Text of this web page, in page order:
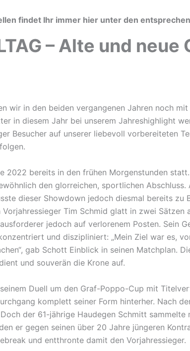
findet Ihr immer hier unter den
– Alte und neue
wir in den beiden vergangenen Jahren noch
in diesem Jahr bei unserem Jahreshighlight
Besucher auf unserer liebevoll vorbereiteten
bereits in den frühen Morgenstunden
den glorreichen, sportlichen
dieser Showdown jedoch diesmal bereits
Tim Schmid glatt in zwei Sätzen
jedoch auf verlorenem Posten. Sein
und diszipliniert: „Mein Ziel war es,
gab Schott Einblick in seinen Matchplan.
und souverän die Krone auf.
Duell um den Graf-Poppo-Cup mit
komplett seiner Form hinterher. Nach
der 61-jährige Haudegen Schmitt
er gegen seinen über 20 Jahre jüngeren
und entthronte damit den Vorjahressieger.